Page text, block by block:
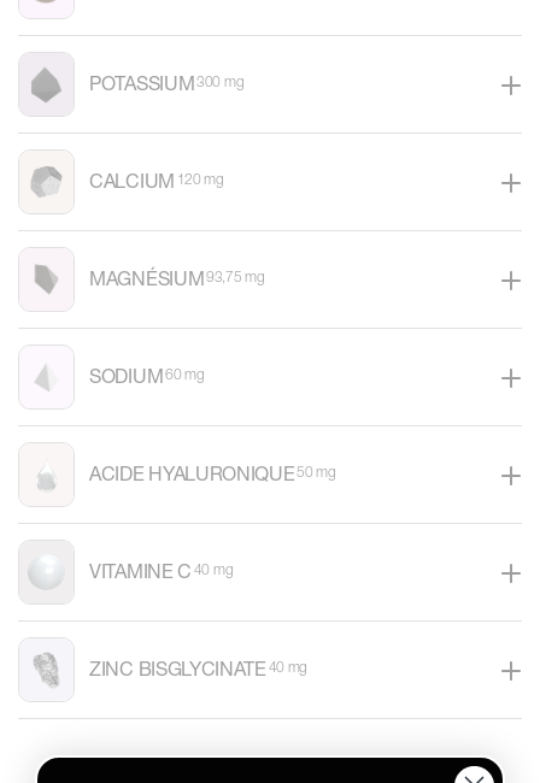
POTASSIUM300 mg
CALCIUM120 mg
MAGNÉSIUM93,75 mg
SODIUM60 mg
ACIDE HYALURONIQUE50 mg
VITAMINE C40 mg
ZINC BISGLYCINATE40 mg